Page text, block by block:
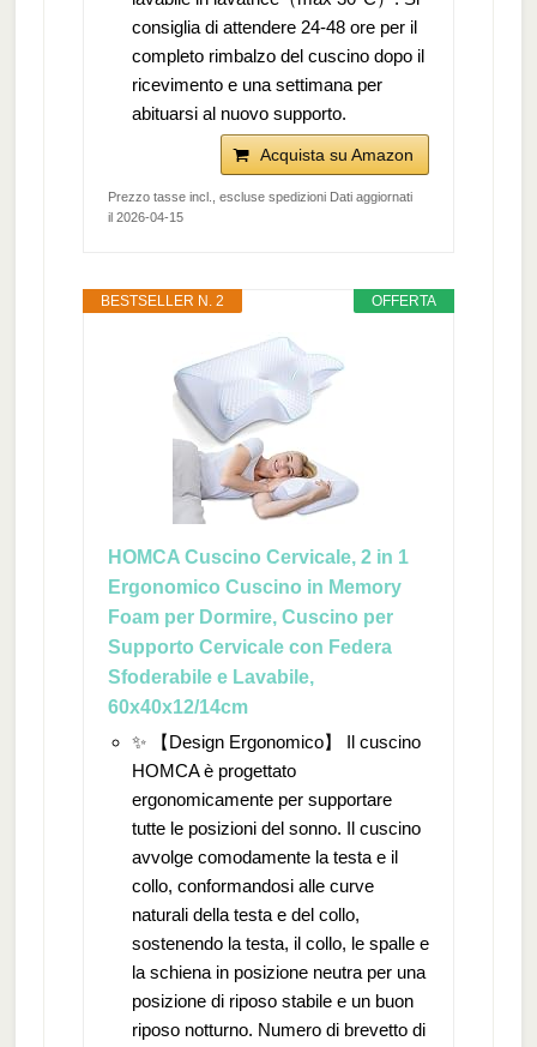
consiglia di attendere 24-48 ore per il
completo rimbalzo del cuscino dopo il
ricevimento e una settimana per
abituarsi al nuovo supporto.
Acquista su Amazon
Prezzo tasse incl., escluse spedizioni Dati aggiornati
il 2026-04-15
OFFERTA
BESTSELLER N. 2
HOMCA Cuscino Cervicale, 2 in 1
Ergonomico Cuscino in Memory
Foam per Dormire, Cuscino per
Supporto Cervicale con Federa
Sfoderabile e Lavabile,
60x40x12/14cm
✨ 【Design Ergonomico】 Il cuscino
HOMCA è progettato
ergonomicamente per supportare
tutte le posizioni del sonno. Il cuscino
avvolge comodamente la testa e il
collo, conformandosi alle curve
naturali della testa e del collo,
sostenendo la testa, il collo, le spalle e
la schiena in posizione neutra per una
posizione di riposo stabile e un buon
riposo notturno. Numero di brevetto di